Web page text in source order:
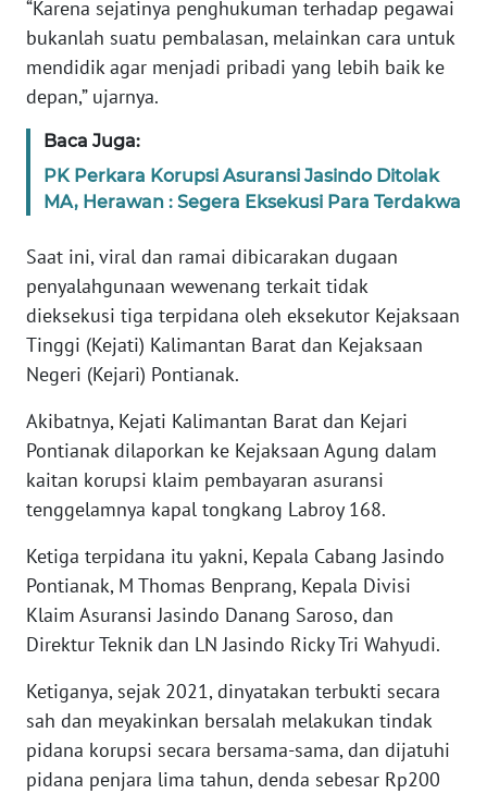
“Karena sejatinya penghukuman terhadap pegawai
bukanlah suatu pembalasan, melainkan cara untuk
mendidik agar menjadi pribadi yang lebih baik ke
depan,” ujarnya.
Baca Juga:
PK Perkara Korupsi Asuransi Jasindo Ditolak
MA, Herawan : Segera Eksekusi Para Terdakwa
Saat ini, viral dan ramai dibicarakan dugaan
penyalahgunaan wewenang terkait tidak
dieksekusi tiga terpidana oleh eksekutor Kejaksaan
Tinggi (Kejati) Kalimantan Barat dan Kejaksaan
Negeri (Kejari) Pontianak.
Akibatnya, Kejati Kalimantan Barat dan Kejari
Pontianak dilaporkan ke Kejaksaan Agung dalam
kaitan korupsi klaim pembayaran asuransi
tenggelamnya kapal tongkang Labroy 168.
Ketiga terpidana itu yakni, Kepala Cabang Jasindo
Pontianak, M Thomas Benprang, Kepala Divisi
Klaim Asuransi Jasindo Danang Saroso, dan
Direktur Teknik dan LN Jasindo Ricky Tri Wahyudi.
Ketiganya, sejak 2021, dinyatakan terbukti secara
sah dan meyakinkan bersalah melakukan tindak
pidana korupsi secara bersama-sama, dan dijatuhi
pidana penjara lima tahun, denda sebesar Rp200
WN
NTB
WN
WN
SULBAR
WN
BABEL
WN
SUMBAR
WN
SUMSEL
WN
BENGKULU
WN
LAMPUNG
JATENG
WN
NUSANTARA